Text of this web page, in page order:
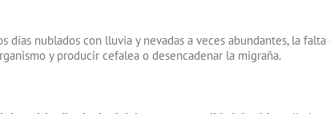
nublados con lluvia y nevadas a veces abundantes, la
y producir cefalea o desencadenar la migraña.